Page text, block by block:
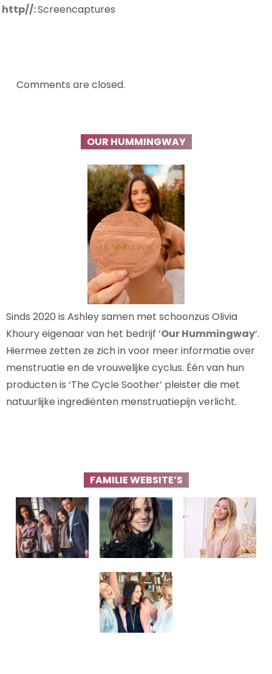
http//:Screencaptures
Comments are closed.
OUR HUMMINGWAY
Sinds 2020 is Ashley samen met schoonzus Olivia
Khoury eigenaar van het bedrijf ‘Our Hummingway‘.
Hiermee zetten ze zich in voor meer informatie over
menstruatie en de vrouwelijke cyclus. Één van hun
producten is ‘The Cycle Soother’ pleister die met
natuurlijke ingrediënten menstruatiepijn verlicht.
FAMILIE WEBSITE’S